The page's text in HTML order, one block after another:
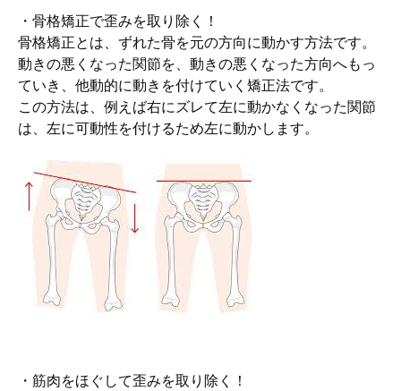
・骨格矯正で歪みを取り除く！
骨格矯正とは、ずれた骨を元の方向に動かす方法です。
動きの悪くなった関節を、動きの悪くなった方向へもっ
ていき、他動的に動きを付けていく矯正法です。
この方法は、例えば右にズレて左に動かなくなった関節
は、左に可動性を付けるため左に動かします。
・筋肉をほぐして歪みを取り除く！